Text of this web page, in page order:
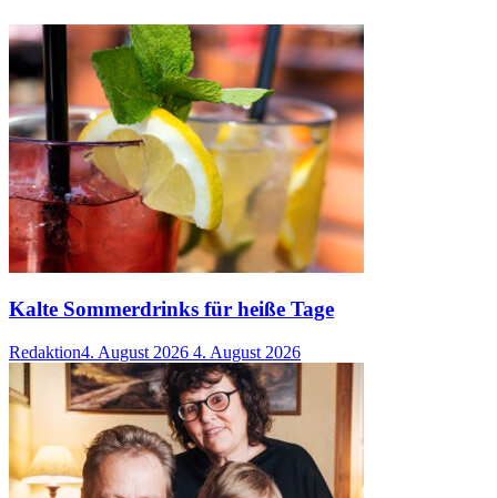
Kalte Sommerdrinks für heiße Tage
Redaktion4. August 2026 4. August 2026